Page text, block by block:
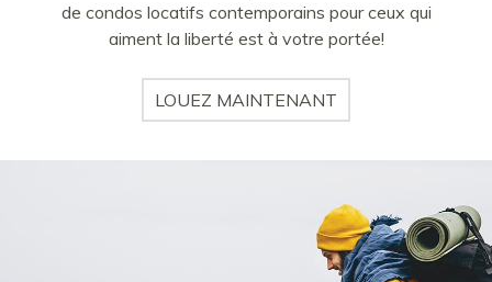
de condos locatifs contemporains pour ceux qui
aiment la liberté est à votre portée!
LOUEZ MAINTENANT